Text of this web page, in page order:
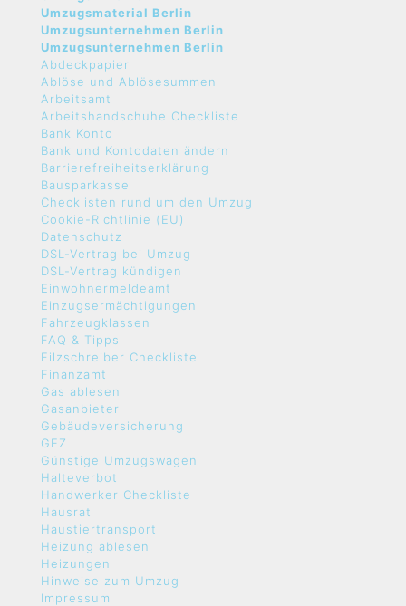
Umzugsmaterial Berlin
Umzugsunternehmen Berlin
Umzugsunternehmen Berlin
Abdeckpapier
Ablöse und Ablösesummen
Arbeitsamt
Arbeitshandschuhe Checkliste
Bank Konto
Bank und Kontodaten ändern
Barrierefreiheitserklärung
Bausparkasse
Checklisten rund um den Umzug
Cookie-Richtlinie (EU)
Datenschutz
DSL-Vertrag bei Umzug
DSL-Vertrag kündigen
Einwohnermeldeamt
Einzugsermächtigungen
Fahrzeugklassen
FAQ & Tipps
Filzschreiber Checkliste
Finanzamt
Gas ablesen
Gasanbieter
Gebäudeversicherung
GEZ
Günstige Umzugswagen
Halteverbot
Handwerker Checkliste
Hausrat
Haustiertransport
Heizung ablesen
Heizungen
Hinweise zum Umzug
Impressum